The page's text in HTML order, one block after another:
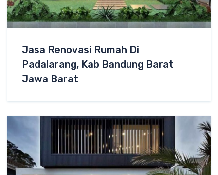
Jasa Renovasi Rumah Di
Padalarang, Kab Bandung Barat
Jawa Barat